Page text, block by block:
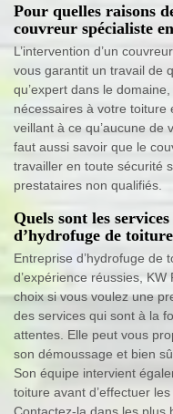
Pour quelles raisons
couvreur spécialiste
L’intervention d’un
vous garantit un travail de
qu’expert dans le
nécessaires à votre toiture
veillant à ce qu’aucune de
faut aussi savoir que le
travailler en toute sécurité
prestataires non qualifiés.
Quels sont les
d’hydrofuge de
Entreprise d’hydrofuge de
d’expérience réussies,
choix si vous voulez une
des services qui sont à la
attentes. Elle peut vous
son démoussage et bien
Son équipe intervient
toiture avant d’effectuer